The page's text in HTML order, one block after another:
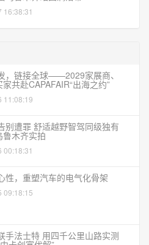
16:38:31
，链接全球——2029家展商、
共赴CAPAFAIR“出海之约”
11:08:19
别遭罪 舒适越野智驾同级独有
木齐实拍
00:18:31
性，重塑汽车的电气化骨架
09:18:15
手法士特 用四千公里山路实测